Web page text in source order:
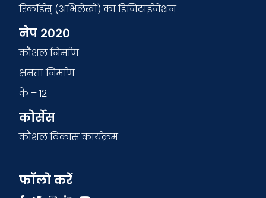
रिकॉर्डस् (अभिलेखों) का डिजिटाईजेशन
नेप 2020
कौशल निर्माण
क्षमता निर्माण
के – 12
कोर्सेस
कौशल विकास कार्यक्रम
फॉलो करें